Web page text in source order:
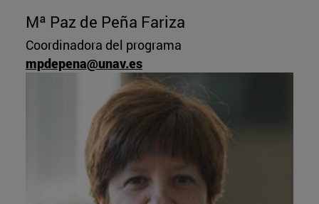
Mª Paz de Peña Fariza
Coordinadora del programa
mpdepena@unav.es